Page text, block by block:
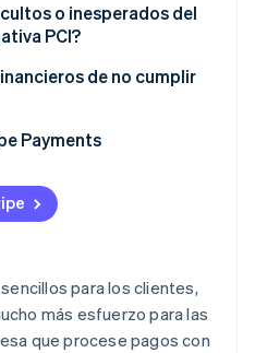
o inesperados del
PCI?
de no cumplir
Payments
para los clientes,
más esfuerzo para las
que procese pagos con